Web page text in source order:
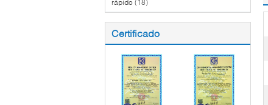
rápido (18)
Certificado